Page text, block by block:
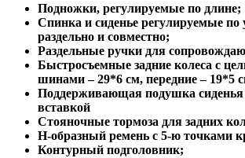
Подножки, регулируемые по длине;
Спинка и сиденье регулируемые по
раздельно и совместно;
Раздельные ручки для
Быстросъемные задние колеса с
шинами – 29*6 см, передние – 19*5
Поддерживающая подушка сиденья
вставкой
Стояночные тормоза для задних
Н-образный ремень с 5-ю точками
Контурный подголовник;